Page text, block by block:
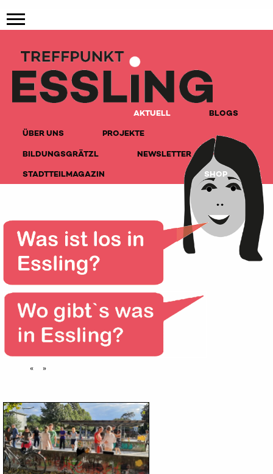
AKTUELL
BLOGS
ÜBER UNS
PROJEKTE
BILDUNGSGRÄTZL
NEWSLETTER
STADTTEILMAGAZIN
SHOP
« »